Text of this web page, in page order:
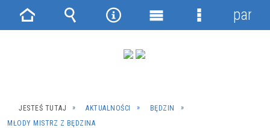
JESTEŚ TUTAJ AKTUALNOŚCI
BĘDZIN
MŁODY MISTRZ Z BĘDZINA
Strona Wyszukiwarka
NarzędziaMenu
Menu
panel